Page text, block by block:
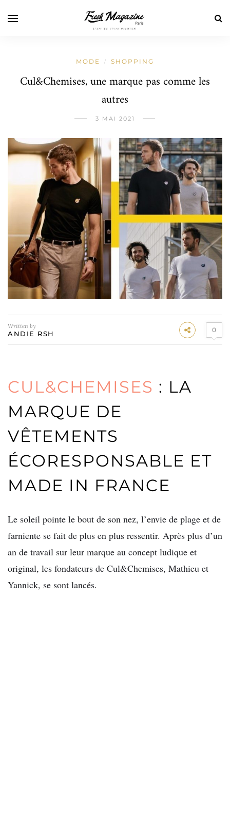
MODE / SHOPPING
Cul&Chemises, une marque pas comme les
autres
3 MAI 2021
Written by
ANDIE RSH 0
CUL&CHEMISES : LA
MARQUE DE
VÊTEMENTS
ÉCORESPONSABLE ET
MADE IN FRANCE
Le soleil pointe le bout de son nez, l’envie de plage et de
farniente se fait de plus en plus ressentir. Après plus d’un
an de travail sur leur marque au concept ludique et
original, les fondateurs de Cul&Chemises, Mathieu et
Yannick, se sont lancés.